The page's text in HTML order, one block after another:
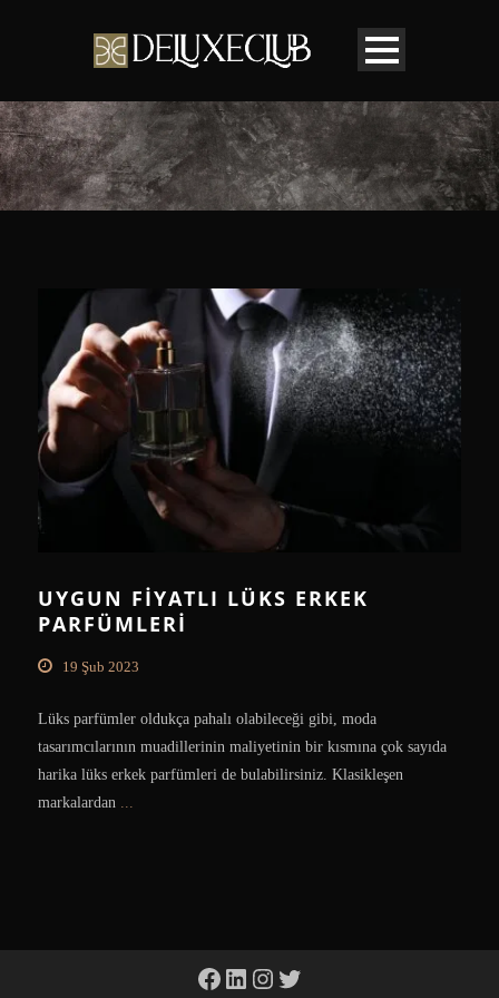
UYGUN FIYATLI LÜKS ERKEK
PARFÜMLERI
19 Şub 2023
Lüks parfümler oldukça pahalı olabileceği gibi, moda
tasarımcılarının muadillerinin maliyetinin bir kısmına çok sayıda
harika lüks erkek parfümleri de bulabilirsiniz. Klasikleşen
markalardan ...
Facebook
LinkedIn
Instagram
Twitter